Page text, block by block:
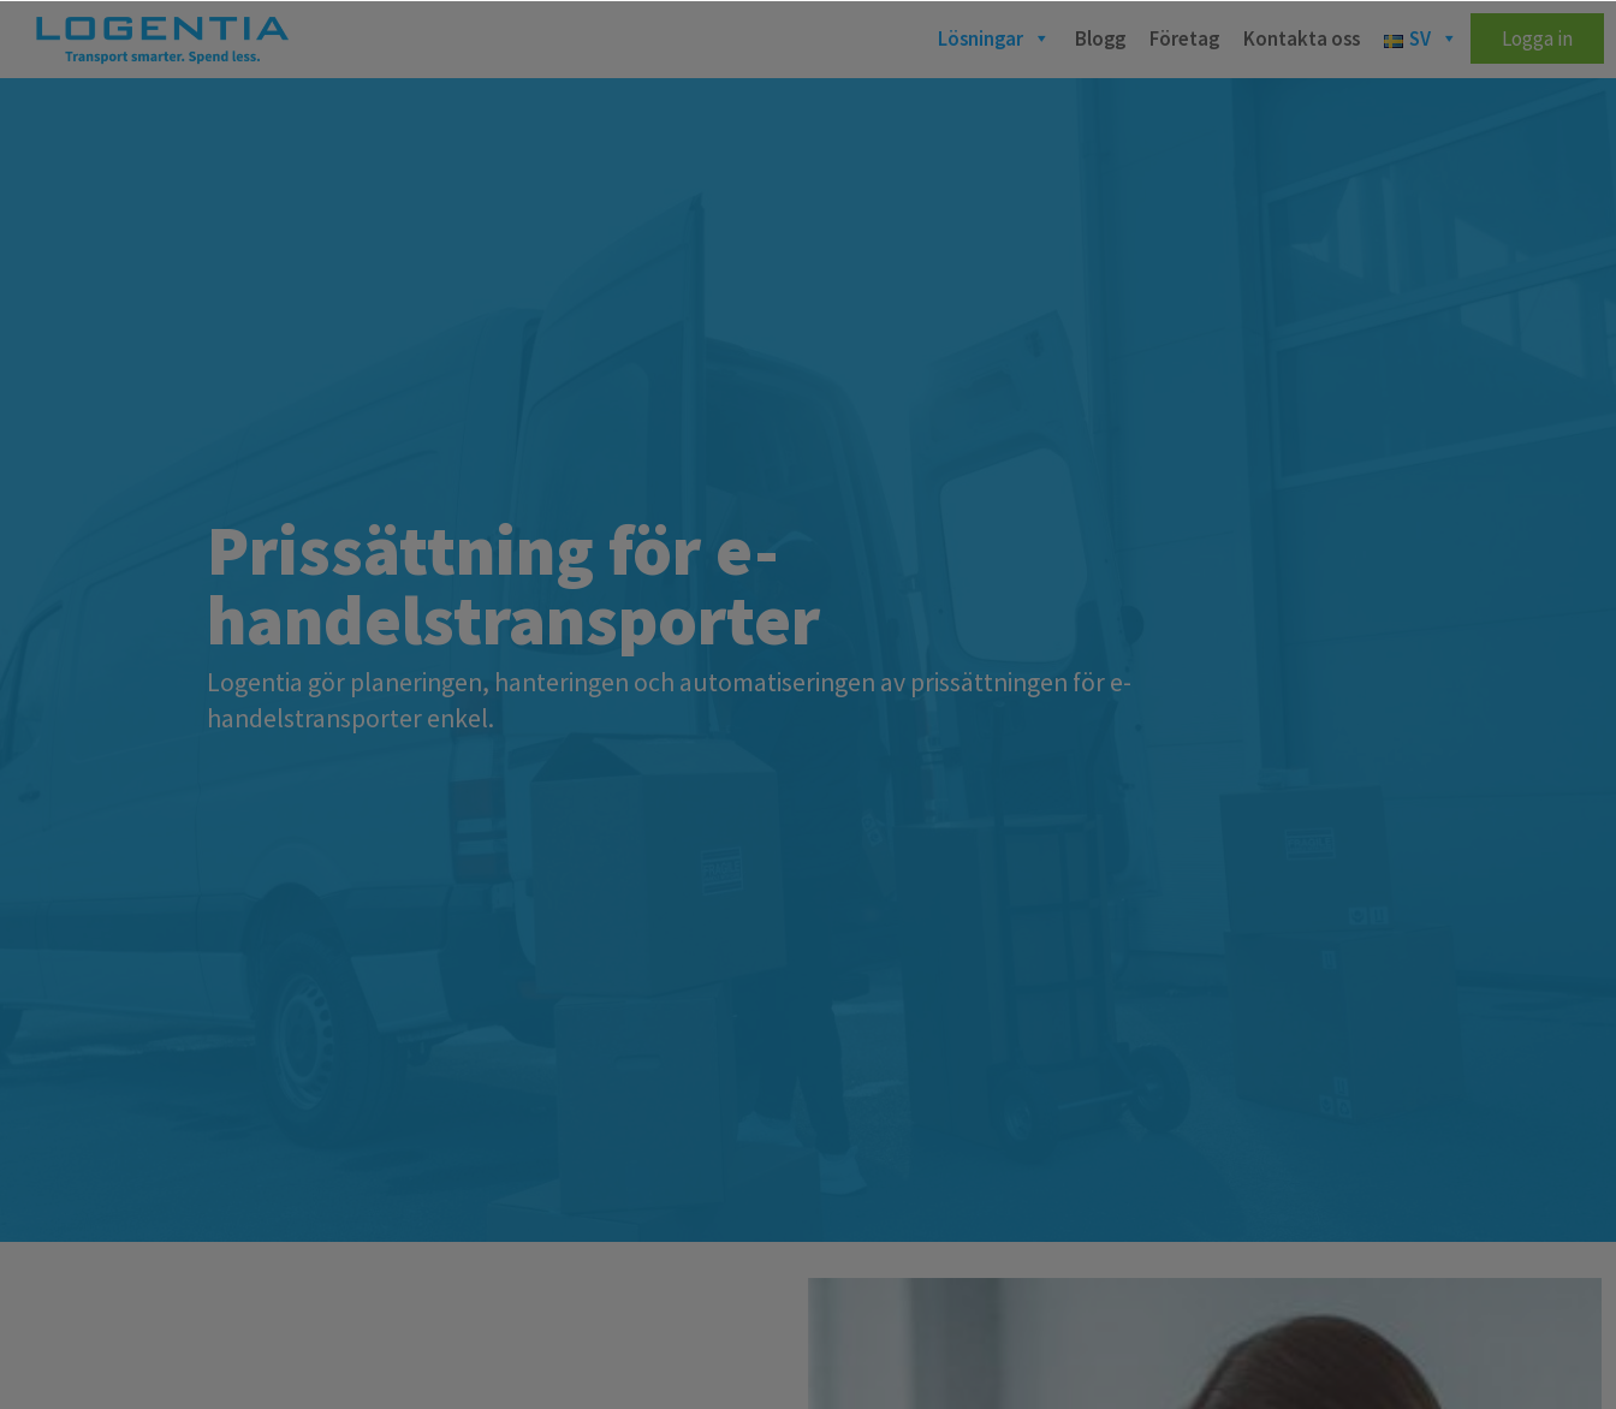
Lösningar Blogg Företag Kontakta oss SV Logga in
Prissättning för e-
handelstransporter
Logentia gör planeringen, hanteringen och automatiseringen av prissättningen för e-
handelstransporter enkel.